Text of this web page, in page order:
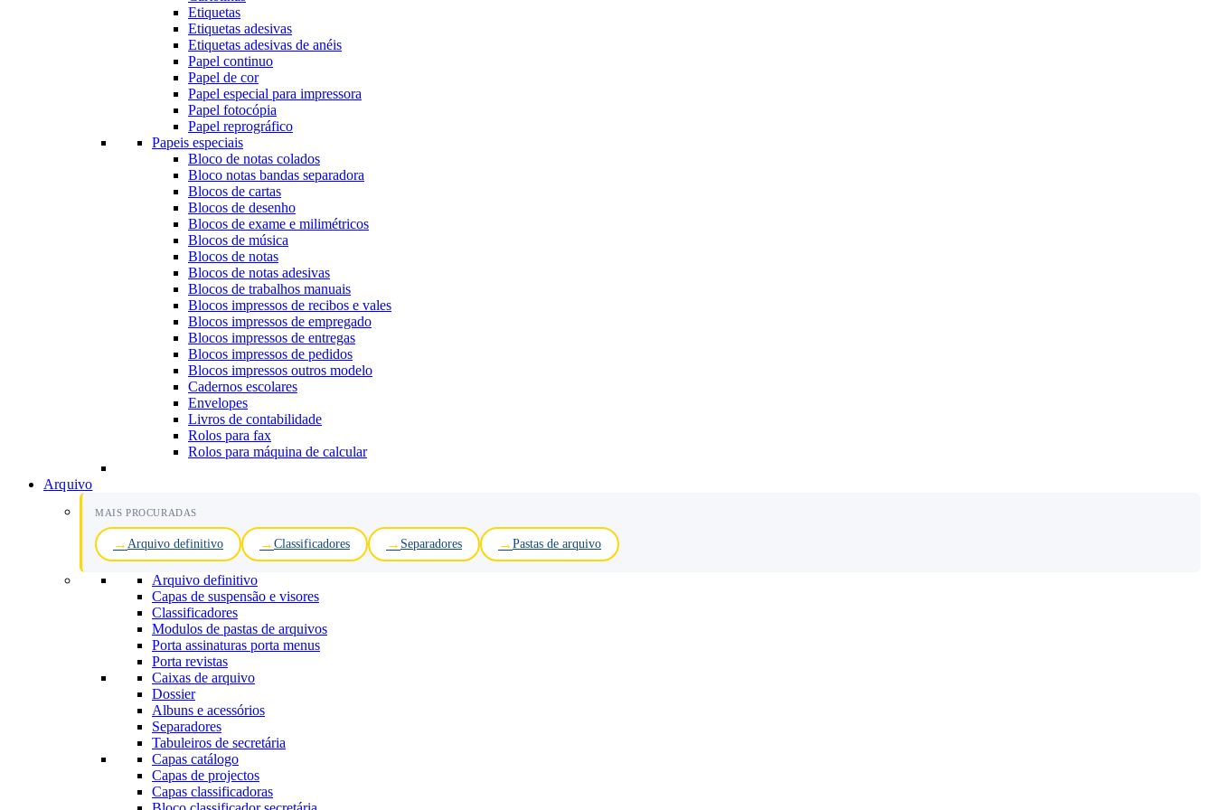
Etiquetas
Etiquetas adesivas
Etiquetas adesivas de anéis
Papel continuo
Papel de cor
Papel especial para impressora
Papel fotocópia
Papel reprográfico
Papeis especiais
Bloco de notas colados
Bloco notas bandas separadora
Blocos de cartas
Blocos de desenho
Blocos de exame e milimétricos
Blocos de música
Blocos de notas
Blocos de notas adesivas
Blocos de trabalhos manuais
Blocos impressos de recibos e vales
Blocos impressos de empregado
Blocos impressos de entregas
Blocos impressos de pedidos
Blocos impressos outros modelo
Cadernos escolares
Envelopes
Livros de contabilidade
Rolos para fax
Rolos para máquina de calcular
Arquivo
MAIS PROCURADAS
Arquivo definitivo Classificadores Separadores Pastas de arquivo
Arquivo definitivo
Capas de suspensão e visores
Classificadores
Modulos de pastas de arquivos
Porta assinaturas porta menus
Porta revistas
Caixas de arquivo
Dossier
Albuns e acessórios
Separadores
Tabuleiros de secretária
Capas catálogo
Capas de projectos
Capas classificadoras